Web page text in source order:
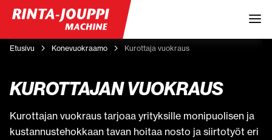
Etusivu Konevuokraamo Kurottaja vuokraus
KUROTTAJAN VUOKRAUS
Kurottajan vuokraus tarjoaa yrityksille monipuolisen ja
kustannustehokkaan tavan hoitaa nosto ja siirtotyöt eri